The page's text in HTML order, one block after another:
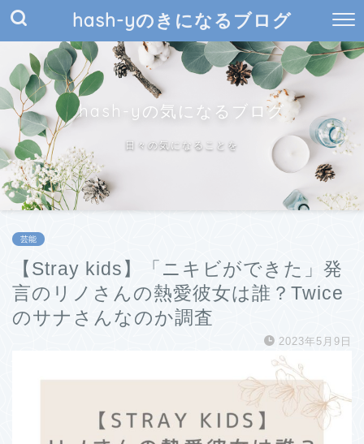
hash-yのきになるブログ
hash-yの気になるブログ
日々の気になることを
芸能
【Stray kids】「ニキビができた」発
言のリノさんの熱愛彼女は誰？Twice
のサナさんなのか調査
2023年5月9日